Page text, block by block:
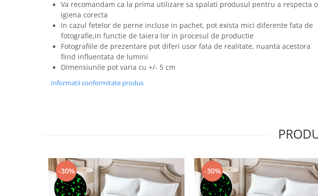
Va recomandam ca la prima utilizare sa spalati produsul pentru a respecta o
igiena corecta
In cazul fetelor de perne incluse in pachet, pot exista mici diferente fata de
fotografie,in functie de taiera lor in procesul de productie
Fotografiile de prezentare pot diferi usor fata de realitate, nuanta acestora
fiind influentata de lumini
Dimensiunile pot varia cu +/- 5 cm
Informatii conformitate produs
-30% -30%